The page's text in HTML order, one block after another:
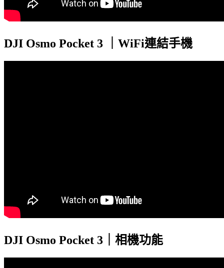
DJI Osmo Pocket 3 ｜WiFi連結手機
DJI Osmo Pocket 3｜相機功能